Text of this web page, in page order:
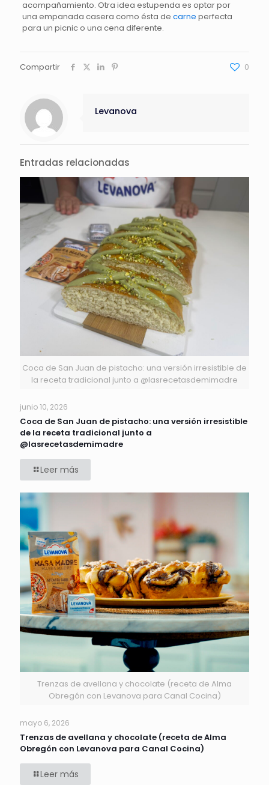
acompañamiento. Otra idea estupenda es optar por
una empanada casera como ésta de carne perfecta
para un picnic o una cena diferente.
Compartir 0
Levanova
Entradas relacionadas
Coca de San Juan de pistacho: una versión irresistible de
la receta tradicional junto a @lasrecetasdemimadre
junio 10, 2026
Coca de San Juan de pistacho: una versión irresistible
de la receta tradicional junto a
@lasrecetasdemimadre
Leer más
Trenzas de avellana y chocolate (receta de Alma
Obregón con Levanova para Canal Cocina)
mayo 6, 2026
Trenzas de avellana y chocolate (receta de Alma
Obregón con Levanova para Canal Cocina)
Leer más